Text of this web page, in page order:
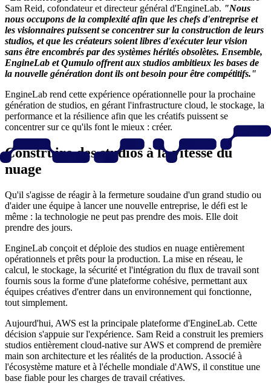
Sam Reid, cofondateur et directeur général d'EngineLab. "Nous
nous occupons de la complexité afin que les chefs d'entreprise et
les visionnaires puissent se concentrer sur la construction de leurs
studios, et que les créateurs soient libres d'exécuter leur vision
sans être encombrés par des systèmes hérités obsolètes. Ensemble,
EngineLab et Qumulo offrent aux studios ambitieux les bases de
la nouvelle génération dont ils ont besoin pour être compétitifs."
EngineLab rend cette expérience opérationnelle pour la prochaine
génération de studios, en gérant l'infrastructure cloud, le stockage, la
performance et la résilience afin que les créatifs puissent se
concentrer sur ce qu'ils font le mieux : créer.
Construire des studios à la vitesse du
nuage
Qu'il s'agisse de réagir à la fermeture soudaine d'un grand studio ou
d'aider une équipe à lancer une nouvelle entreprise, le défi est le
même : la technologie ne peut pas prendre des mois. Elle doit
prendre des jours.
EngineLab conçoit et déploie des studios en nuage entièrement
opérationnels et prêts pour la production. La mise en réseau, le
calcul, le stockage, la sécurité et l'intégration du flux de travail sont
fournis sous la forme d'une plateforme cohésive, permettant aux
équipes créatives d'entrer dans un environnement qui fonctionne,
tout simplement.
Aujourd'hui, AWS est la principale plateforme d'EngineLab. Cette
décision s'appuie sur l'expérience. Sam Reid a construit les premiers
studios entièrement cloud-native sur AWS et comprend de première
main son architecture et les réalités de la production. Associé à
l'écosystème mature et à l'échelle mondiale d'AWS, il constitue une
base fiable pour les charges de travail créatives.